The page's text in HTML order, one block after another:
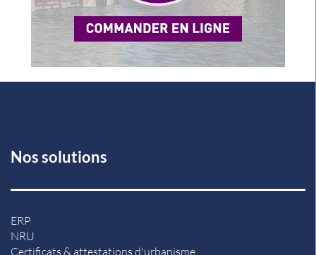
Nos solutions
ERP
NRU
Certificats & attestations d'urbanisme